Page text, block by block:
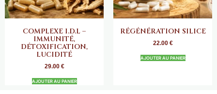
COMPLEXE I.D.L –
IMMUNITÉ,
DÉTOXIFICATION,
LUCIDITÉ
29.00 €
AJOUTER AU PANIER
RÉGÉNÉRATION SILICE
22.00 €
AJOUTER AU PANIER